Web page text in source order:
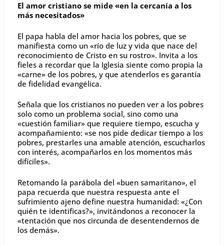
El amor cristiano se mide «en la cercanía a los
más necesitados»
El papa habla del amor hacia los pobres, que se
manifiesta como un «río de luz y vida que nace del
reconocimiento de Cristo en su rostro». Invita a los
fieles a recordar que la Iglesia siente como propia la
«carne» de los pobres, y que atenderlos es garantía
de fidelidad evangélica.
Señala que los cristianos no pueden ver a los pobres
solo como un problema social, sino como una
«cuestión familiar» que requiere tiempo, escucha y
acompañamiento: «se nos pide dedicar tiempo a los
pobres, prestarles una amable atención, escucharlos
con interés, acompañarlos en los momentos más
difíciles».
Retomando la parábola del «buen samaritano», el
papa recuerda que nuestra respuesta ante el
sufrimiento ajeno define nuestra humanidad: «¿Con
quién te identificas?», invitándonos a reconocer la
«tentación que nos circunda de desentendernos de
los demás».